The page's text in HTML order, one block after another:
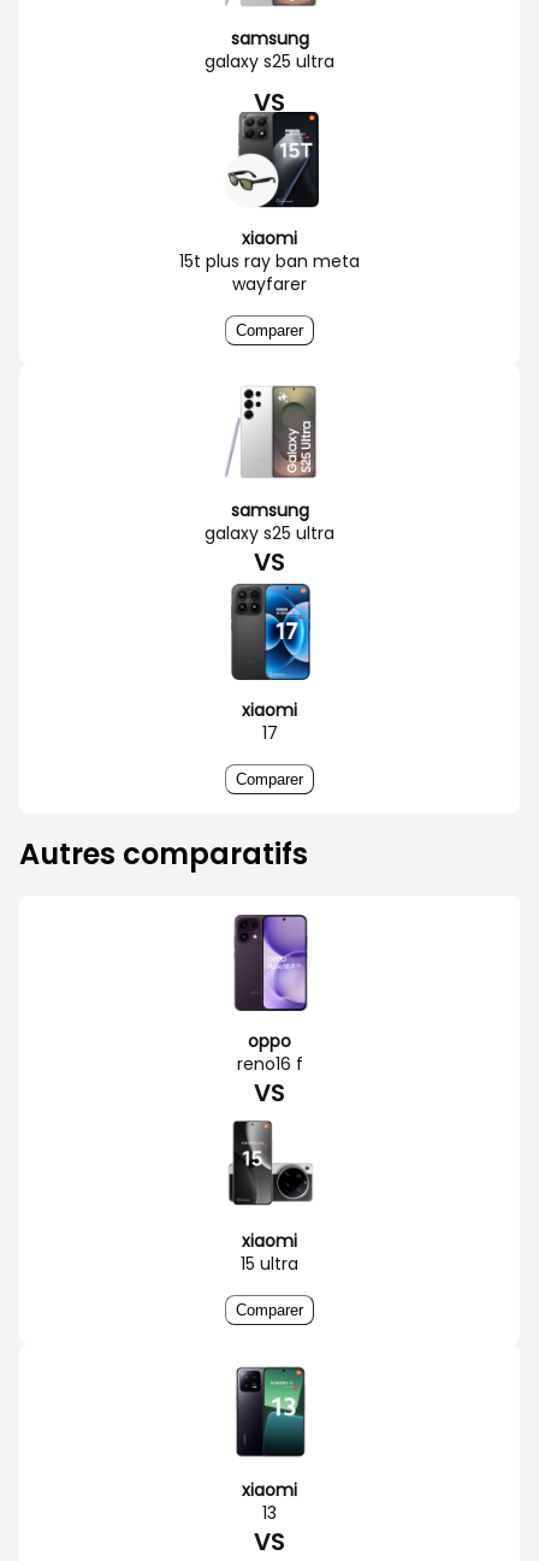
samsung
galaxy s25 ultra
VS
xiaomi
15t plus ray ban meta
wayfarer
Comparer
samsung
galaxy s25 ultra
VS
xiaomi
17
Comparer
Autres comparatifs
oppo
reno16 f
VS
xiaomi
15 ultra
Comparer
xiaomi
13
VS